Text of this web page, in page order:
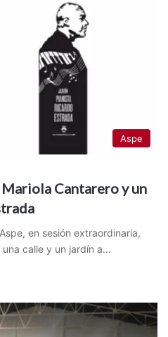
Aspe
Cantarero y un
en sesión extraordinaria,
calle y un jardín a…